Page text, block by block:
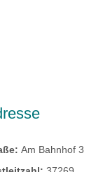
Am Bahnhof 3